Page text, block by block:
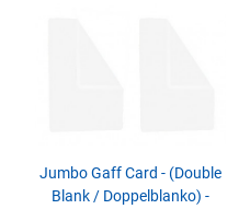
Jumbo Gaff Card - (Double
Blank / Doppelblanko) -